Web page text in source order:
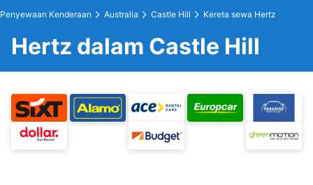
Penyewaan Kenderaan Australia Castle Hill Kereta sewa Hertz
Hertz dalam Castle Hill